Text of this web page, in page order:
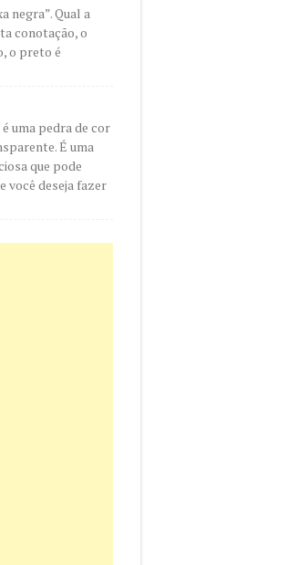
negra”. Qual a
conotação, o
o preto é
uma pedra de cor
É uma
que pode
você deseja fazer